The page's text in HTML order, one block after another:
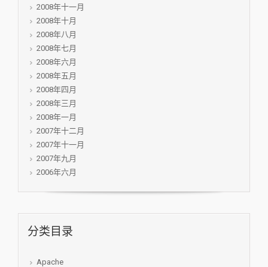
2008年十一月
2008年十月
2008年八月
2008年七月
2008年六月
2008年五月
2008年四月
2008年三月
2008年一月
2007年十二月
2007年十一月
2007年九月
2006年六月
分类目录
Apache